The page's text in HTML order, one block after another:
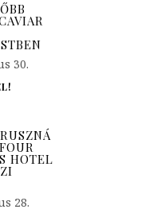
30.
HOTEL
28.